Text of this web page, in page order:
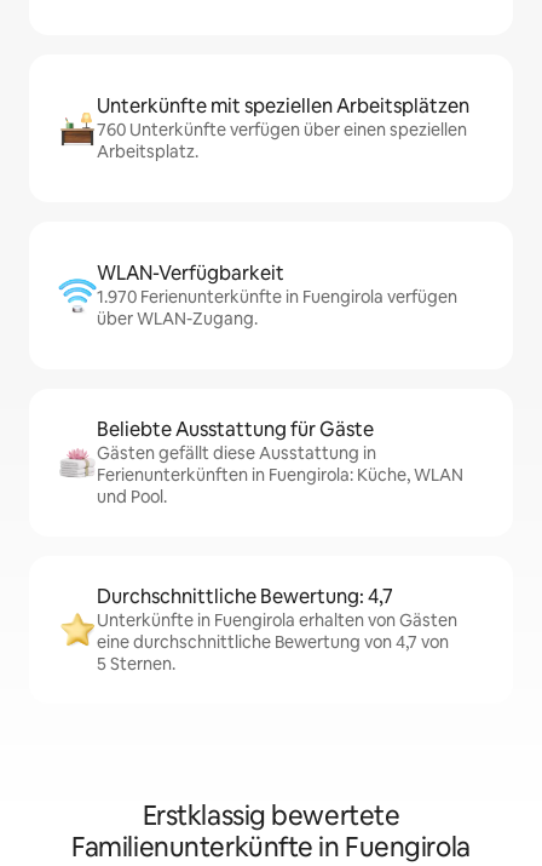
Unterkünfte mit speziellen Arbeitsplätzen
760 Unterkünfte verfügen über einen speziellen
Arbeitsplatz.
WLAN-Verfügbarkeit
1.970 Ferienunterkünfte in Fuengirola verfügen
über WLAN-Zugang.
Beliebte Ausstattung für Gäste
Gästen gefällt diese Ausstattung in
Ferienunterkünften in Fuengirola: Küche, WLAN
und Pool.
Durchschnittliche Bewertung: 4,7
Unterkünfte in Fuengirola erhalten von Gästen
eine durchschnittliche Bewertung von 4,7 von
5 Sternen.
Erstklassig bewertete
Familienunterkünfte in Fuengirola